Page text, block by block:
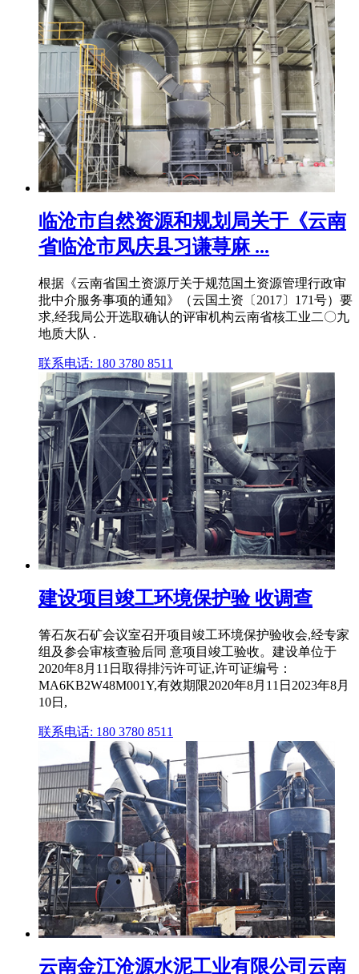
临沧市自然资源和规划局关于《云南
省临沧市凤庆县习谦荨麻 ...
根据《云南省国土资源厅关于规范国土资源管理行政审
批中介服务事项的通知》（云国土资〔2017〕171号）要
求,经我局公开选取确认的评审机构云南省核工业二〇九
地质大队 .
联系电话: 180 3780 8511
建设项目竣工环境保护验 收调查
箐石灰石矿会议室召开项目竣工环境保护验收会,经专家
组及参会审核查验后同 意项目竣工验收。建设单位于
2020年8月11日取得排污许可证,许可证编号：
MA6KB2W48M001Y,有效期限2020年8月11日2023年8月
10日,
联系电话: 180 3780 8511
云南金江沧源水泥工业有限公司云南